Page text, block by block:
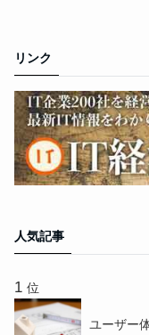
リンク
人気記事
位
ユーザー